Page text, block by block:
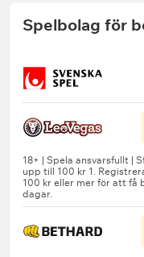
Spelbolag för